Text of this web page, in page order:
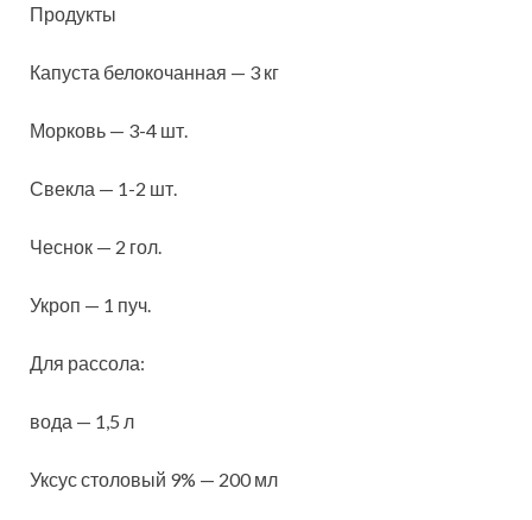
Продукты
Капуста белокочанная — 3 кг
Морковь — 3-4 шт.
Свекла — 1-2 шт.
Чеснок — 2 гол.
Укроп — 1 пуч.
Для рассола:
вода — 1,5 л
Уксус столовый 9% — 200 мл